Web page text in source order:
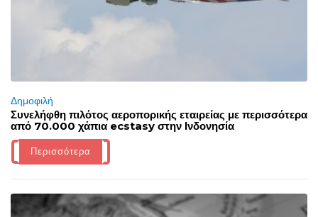
Δημοφιλή
Συνελήφθη πιλότος αεροπορικής εταιρείας με περισσότερα
από 70.000 χάπια ecstasy στην Ινδονησία
Περισσότερα